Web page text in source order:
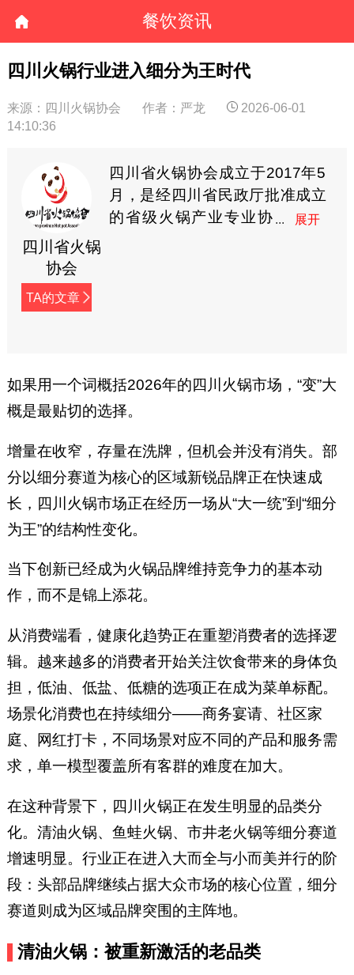
餐饮资讯
四川火锅行业进入细分为王时代
来源：四川火锅协会 作者：严龙
2026-06-01
14:10:36
四川省火锅
协会
TA的文章
四川省火锅协会成立于2017年5
月，是经四川省民政厅批准成立
的省级火锅产业专业协
如果用一个词概括2026年的四川火锅市场，“变”大
概是最贴切的选择。
增量在收窄，存量在洗牌，但机会并没有消失。部
分以细分赛道为核心的区域新锐品牌正在快速成
长，四川火锅市场正在经历一场从“大一统”到“细分
为王”的结构性变化。
当下创新已经成为火锅品牌维持竞争力的基本动
作，而不是锦上添花。
从消费端看，健康化趋势正在重塑消费者的选择逻
辑。越来越多的消费者开始关注饮食带来的身体负
担，低油、低盐、低糖的选项正在成为菜单标配。
场景化消费也在持续细分——商务宴请、社区家
庭、网红打卡，不同场景对应不同的产品和服务需
求，单一模型覆盖所有客群的难度在加大。
在这种背景下，四川火锅正在发生明显的品类分
化。清油火锅、鱼蛙火锅、市井老火锅等细分赛道
增速明显。行业正在进入大而全与小而美并行的阶
段：头部品牌继续占据大众市场的核心位置，细分
赛道则成为区域品牌突围的主阵地。
清油火锅：被重新激活的老品类